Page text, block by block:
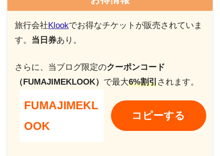
旅行会社Klookでお得なチケットが販売されていま
す。 当日券あり。
さらに、当ブログ限定のクーポンコード
（FUMAJIMEKLOOK） で最大6%割引されます。
FUMAJIMEKL
OOK
コピーする